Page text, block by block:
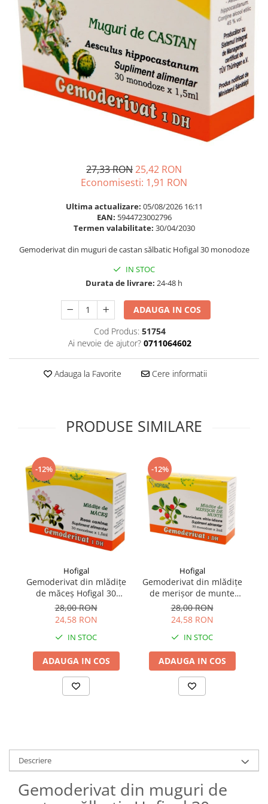
Omega 3
Par si unghii
Probiotice si prebiotice
Prostata
Sanatate urinara
Supliment Complexe
Supliment Fier
Supliment Magneziu
Supliment Vitamina D3
Tincturi si Gemoderivate
Vitamine si minerale
Ingrijire par
Balsam masca si tratament
Produse cu SPF Pentru Fata
Repelenti insecte
27,33 RON25,42 RON
Economisesti: 1,91 RON
Ultima actualizare: 05/08/2026 16:11
EAN: 5944723002796
Termen valabilitate: 30/04/2030
Gemoderivat din muguri de castan sălbatic Hofigal 30 monodoze
IN STOC
Durata de livrare: 24-48 h
ADAUGA IN COS
Cod Produs: 51754
Ai nevoie de ajutor? 0711064602
Adauga la Favorite Cere informatii
PRODUSE SIMILARE
-12%
Hofigal
Gemoderivat din mlădițe
de măceș Hofigal 30
monodoze
28,00 RON
24,58 RON
IN STOC
ADAUGA IN COS
-12%
Hofigal
Gemoderivat din mlădițe
de merișor de munte
Hofigal 30 monodoze
28,00 RON
24,58 RON
IN STOC
ADAUGA IN COS
Descriere
Gemoderivat din muguri de